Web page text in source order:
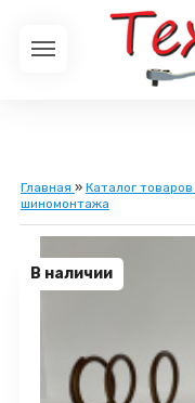
Главная » Каталог товаров
шиномонтажа
В наличии